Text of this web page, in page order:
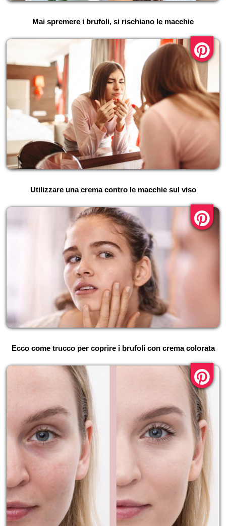
Mai spremere i brufoli, si rischiano le macchie
Utilizzare una crema contro le macchie sul viso
Ecco come trucco per coprire i brufoli con crema colorata